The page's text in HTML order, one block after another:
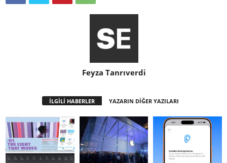
Feyza Tanrıverdi
İLGİLİ HABERLER YAZARIN DİĞER YAZILARI